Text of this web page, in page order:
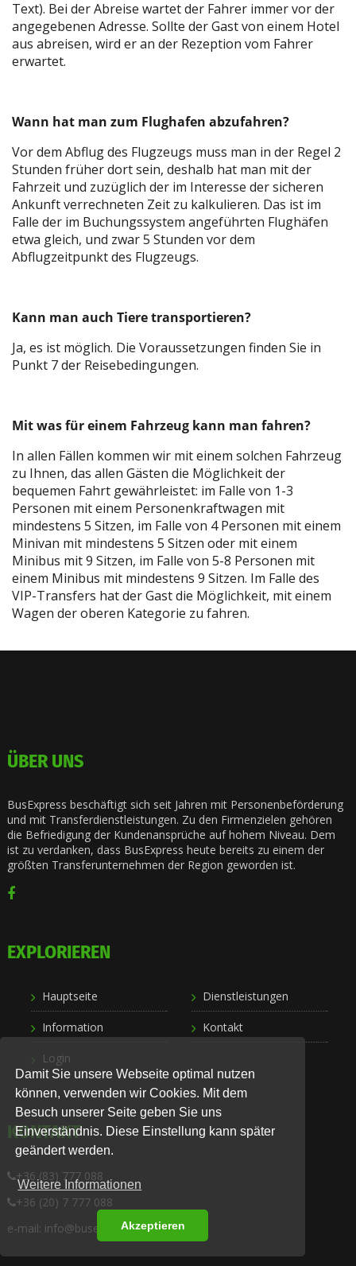
Damit Sie unsere Webseite optimal nutzen
können, verwenden wir Cookies. Mit dem
Besuch unserer Seite geben Sie uns
Einverständnis. Diese Einstellung kann später
geändert werden.
Weitere Informationen
Akzeptieren
Text). Bei der Abreise wartet der Fahrer immer vor der
angegebenen Adresse. Sollte der Gast von einem Hotel
aus abreisen, wird er an der Rezeption vom Fahrer
erwartet.
Wann hat man zum Flughafen abzufahren?
Vor dem Abflug des Flugzeugs muss man in der Regel 2
Stunden früher dort sein, deshalb hat man mit der
Fahrzeit und zuzüglich der im Interesse der sicheren
Ankunft verrechneten Zeit zu kalkulieren. Das ist im
Falle der im Buchungssystem angeführten Flughäfen
etwa gleich, und zwar 5 Stunden vor dem
Abflugzeitpunkt des Flugzeugs.
Kann man auch Tiere transportieren?
Ja, es ist möglich. Die Voraussetzungen finden Sie in
Punkt 7 der Reisebedingungen.
Mit was für einem Fahrzeug kann man fahren?
In allen Fällen kommen wir mit einem solchen Fahrzeug
zu Ihnen, das allen Gästen die Möglichkeit der
bequemen Fahrt gewährleistet: im Falle von 1-3
Personen mit einem Personenkraftwagen mit
mindestens 5 Sitzen, im Falle von 4 Personen mit einem
Minivan mit mindestens 5 Sitzen oder mit einem
Minibus mit 9 Sitzen, im Falle von 5-8 Personen mit
einem Minibus mit mindestens 9 Sitzen. Im Falle des
VIP-Transfers hat der Gast die Möglichkeit, mit einem
Wagen der oberen Kategorie zu fahren.
ÜBER UNS
BusExpress beschäftigt sich seit Jahren mit Personenbeförderung
und mit Transferdienstleistungen. Zu den Firmenzielen gehören
die Befriedigung der Kundenansprüche auf hohem Niveau. Dem
ist zu verdanken, dass BusExpress heute bereits zu einem der
größten Transferunternehmen der Region geworden ist.
EXPLORIEREN
Hauptseite Dienstleistungen
Information Kontakt
Login
KONTAKT
+36 (83) 777 088
+36 (20) 7 777 088
e-mail: info@busexpress.hu